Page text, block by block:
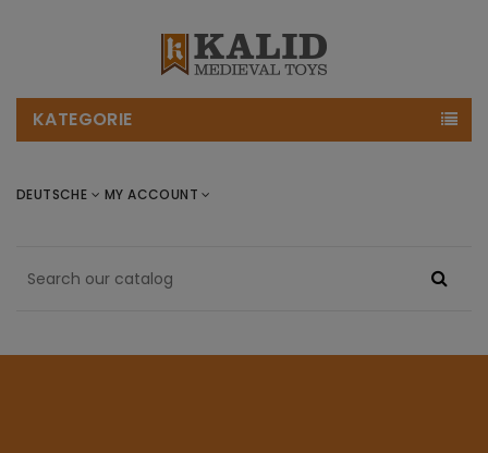
KATEGORIE
DEUTSCHE MY ACCOUNT